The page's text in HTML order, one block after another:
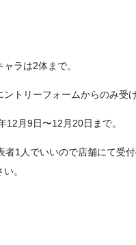
ラは2体まで。
トリーフォームからのみ受
12月9日〜12月20日まで。
者1人でいいので店舗にて受
。